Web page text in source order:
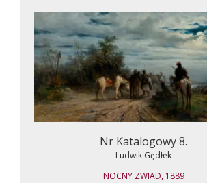
Nr Katalogowy 8.
Ludwik Gędłek
NOCNY ZWIAD, 1889